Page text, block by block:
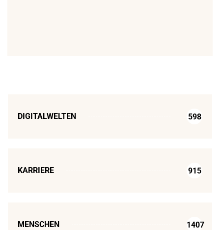
DIGITALWELTEN 598
KARRIERE 915
MENSCHEN 1407